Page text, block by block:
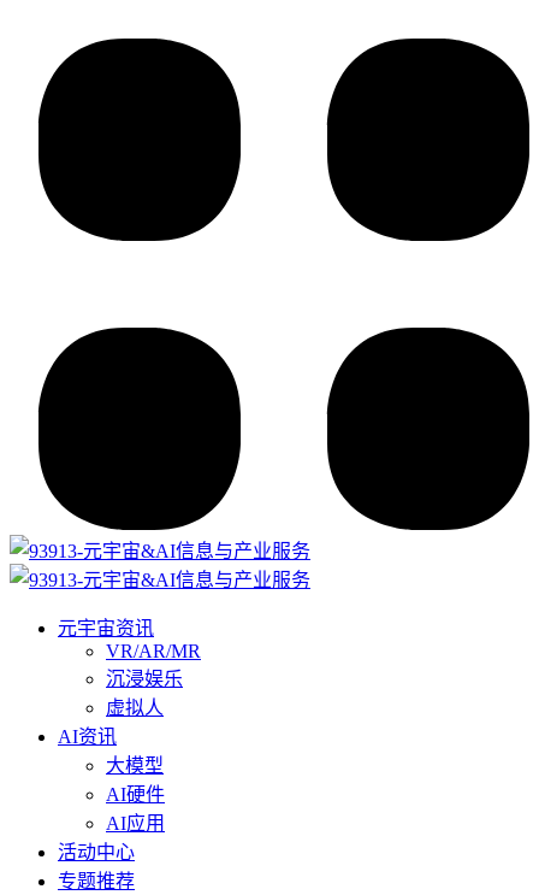
元宇宙资讯
VR/AR/MR
沉浸娱乐
虚拟人
AI资讯
大模型
AI硬件
AI应用
活动中心
专题推荐